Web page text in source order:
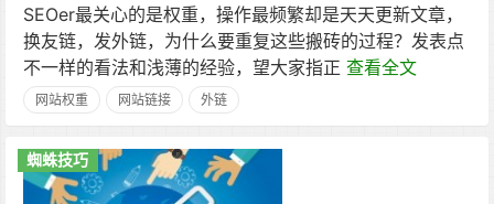
SEOer最关心的是权重，操作最频繁却是天天更新文章，
换友链，发外链，为什么要重复这些搬砖的过程？发表点
不一样的看法和浅薄的经验，望大家指正 查看全文
网站权重 网站链接 外链
蜘蛛技巧